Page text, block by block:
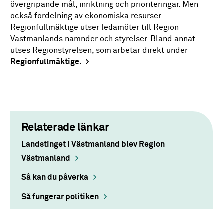
övergripande mål, inriktning och prioriteringar. Men
också fördelning av ekonomiska resurser.
Regionfullmäktige utser ledamöter till Region
Västmanlands nämnder och styrelser. Bland annat
utses Regionstyrelsen, som arbetar direkt under
Regionfullmäktige.
Relaterade länkar
Landstinget i Västmanland blev Region
Västmanland
Så kan du påverka
Så fungerar politiken